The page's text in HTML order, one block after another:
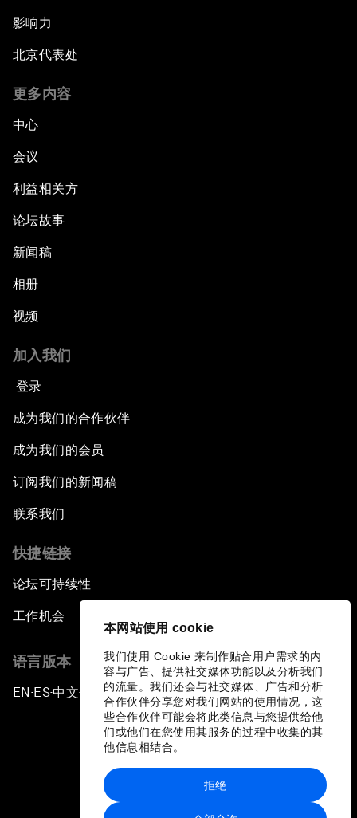
本网站使用 cookie
我们使用 Cookie 来制作贴合用户需求的内
容与广告、提供社交媒体功能以及分析我们
的流量。我们还会与社交媒体、广告和分析
合作伙伴分享您对我们网站的使用情况，这
些合作伙伴可能会将此类信息与您提供给他
们或他们在您使用其服务的过程中收集的其
他信息相结合。
拒绝
影响力
北京代表处
更多内容
中心
会议
利益相关方
论坛故事
新闻稿
相册
视频
加入我们
登录
成为我们的合作伙伴
成为我们的会员
订阅我们的新闻稿
联系我们
快捷链接
论坛可持续性
工作机会
语言版本
EN ▪ES▪中文▪ 日本語